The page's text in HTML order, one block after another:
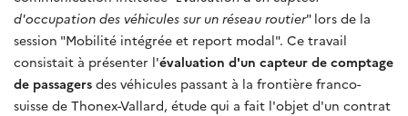
d'occupation des véhicules sur un réseau routier" lors de la
session "Mobilité intégrée et report modal". Ce travail
consistait à présenter l'évaluation d'un capteur de comptage
de passagers des véhicules passant à la frontière franco-
suisse de Thonex-Vallard, étude qui a fait l'objet d'un contrat